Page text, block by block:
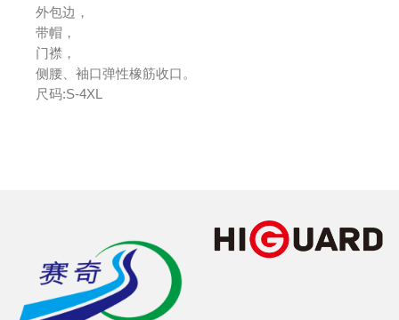
外包边，
带帽，
门襟，
侧腰、袖口弹性橡筋收口。
尺码:S-4XL